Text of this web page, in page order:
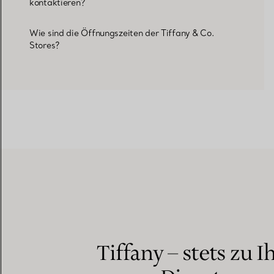
kontaktieren?
Wie sind die Öffnungszeiten der Tiffany & Co.
Stores?
Tiffany – stets zu